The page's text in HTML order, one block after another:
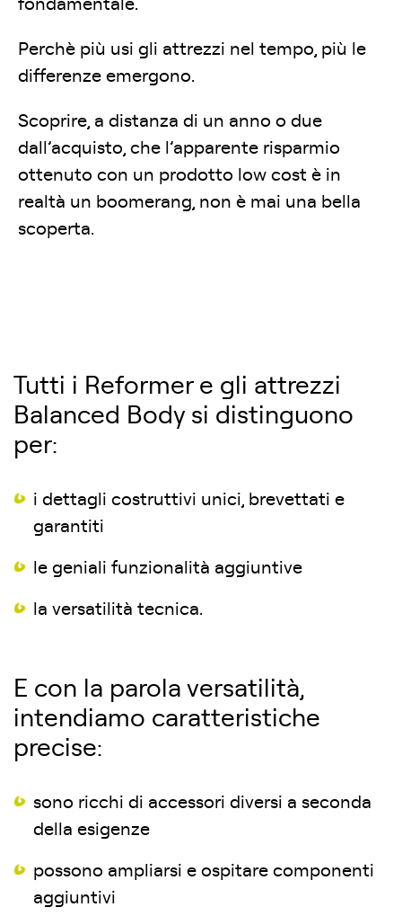
fondamentale.
Perchè più usi gli attrezzi nel tempo, più le
differenze emergono.
Scoprire, a distanza di un anno o due
dall’acquisto, che l’apparente risparmio
ottenuto con un prodotto low cost è in
realtà un boomerang, non è mai una bella
scoperta.
Tutti i Reformer e gli attrezzi
Balanced Body si distinguono
per:
i dettagli costruttivi unici, brevettati e
garantiti
le geniali funzionalità aggiuntive
la versatilità tecnica.
E con la parola versatilità,
intendiamo caratteristiche
precise:
sono ricchi di accessori diversi a seconda
della esigenze
possono ampliarsi e ospitare componenti
aggiuntivi